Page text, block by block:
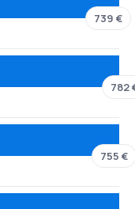
739 €
782
755 €